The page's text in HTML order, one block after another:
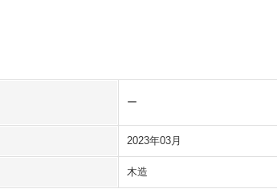
ー
2023年03月
木造